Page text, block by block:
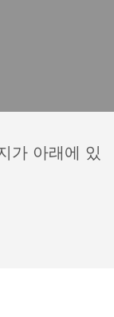
가 아래에 있